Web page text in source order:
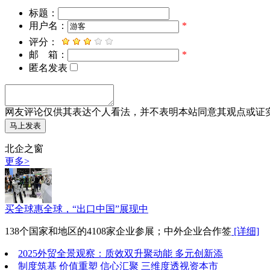
标题：
用户名：
*
评分：
邮 箱：
*
匿名发表
网友评论仅供其表达个人看法，并不表明本站同意其观点或证
北企之窗
更多>
买全球惠全球，“出口中国”展现中
138个国家和地区的4108家企业参展；中外企业合作签 [详细]
2025外贸全景观察：质效双升聚动能 多元创新添
制度筑基 价值重塑 信心汇聚 三维度透视资本市